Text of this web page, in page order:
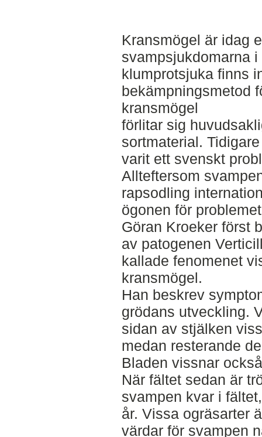
Kransmögel är idag
svampsjukdomarna
klumprotsjuka finns
bekämpningsmetod
kransmögel
förlitar sig
sortmaterial.
varit ett svenskt
Allteftersom
rapsodling
ögonen för
Göran Kroeker först
av patogenen
kallade fenomenet
kransmögel.
Han beskrev
grödans utveckling.
sidan av stjälken
medan resterande
Bladen vissnar
När fältet sedan är
svampen kvar i
år. Vissa ogräsarter
värdar för svampen